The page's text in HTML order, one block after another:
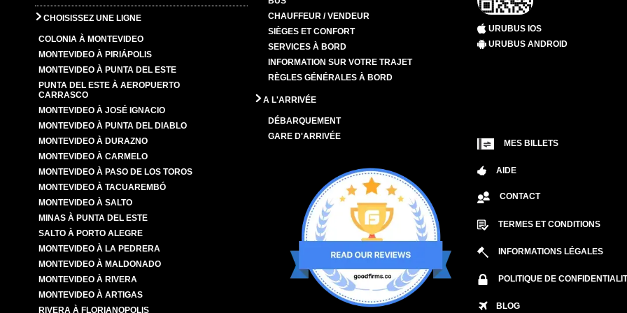
CHOISISSEZ UNE LIGNE
COLONIA À MONTEVIDEO
MONTEVIDEO À PIRIÁPOLIS
MONTEVIDEO À PUNTA DEL ESTE
PUNTA DEL ESTE À AEROPUERTO
CARRASCO
MONTEVIDEO À JOSÉ IGNACIO
MONTEVIDEO À PUNTA DEL DIABLO
MONTEVIDEO À DURAZNO
MONTEVIDEO À CARMELO
MONTEVIDEO À PASO DE LOS TOROS
MONTEVIDEO À TACUAREMBÓ
MONTEVIDEO À SALTO
MINAS À PUNTA DEL ESTE
SALTO À PORTO ALEGRE
MONTEVIDEO À LA PEDRERA
MONTEVIDEO À MALDONADO
MONTEVIDEO À RIVERA
MONTEVIDEO À ARTIGAS
RIVERA À FLORIANOPOLIS
CHAUFFEUR / VENDEUR
SIÈGES ET CONFORT
SERVICES À BORD
INFORMATION SUR VOTRE TRAJET
RÈGLES GÉNÉRALES À BORD
A L'ARRIVÉE
DÉBARQUEMENT
GARE D'ARRIVÉE
URUBUS IOS
URUBUS ANDROID
MES BILLETS
AIDE
CONTACT
TERMES ET CONDITIONS
INFORMATIONS LÉGALES
POLITIQUE DE
BLOG